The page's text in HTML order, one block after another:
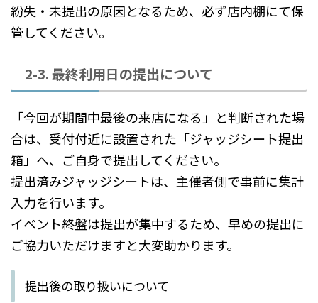
紛失・未提出の原因となるため、必ず店内棚にて保
管してください。
2-3. 最終利用日の提出について
「今回が期間中最後の来店になる」と判断された場
合は、受付付近に設置された「ジャッジシート提出
箱」へ、ご自身で提出してください。
提出済みジャッジシートは、主催者側で事前に集計
入力を行います。
イベント終盤は提出が集中するため、早めの提出に
ご協力いただけますと大変助かります。
提出後の取り扱いについて